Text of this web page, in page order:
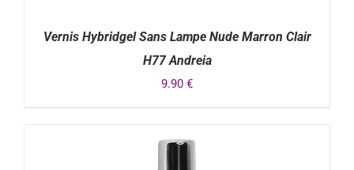
Vernis Hybridgel Sans Lampe Nude Marron Clair
H77 Andreia
9.90 €